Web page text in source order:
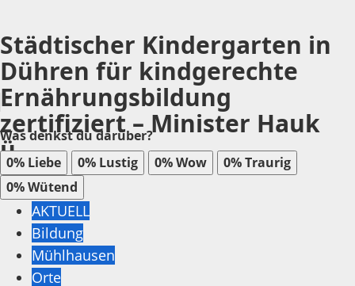
Städtischer Kindergarten in
Dühren für kindgerechte
Ernährungsbildung
zertifiziert – Minister Hauk
ü...
Was denkst du darüber?
0% Liebe 0% Lustig 0%Wow 0%Traurig
0%Wütend
AKTUELL
Bildung
Mühlhausen
Orte